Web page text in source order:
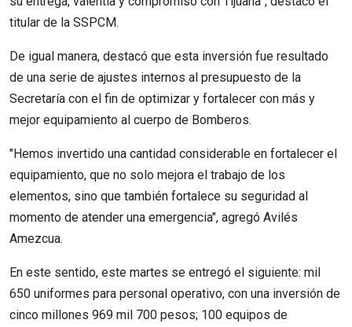
titular de la SSPCM.
De igual manera, destacó que esta inversión fue resultado
de una serie de ajustes internos al presupuesto de la
Secretaría con el fin de optimizar y fortalecer con más y
mejor equipamiento al cuerpo de Bomberos.
"Hemos invertido una cantidad considerable en fortalecer el
equipamiento, que no solo mejora el trabajo de los
elementos, sino que también fortalece su seguridad al
momento de atender una emergencia", agregó Avilés
Amezcua.
En este sentido, este martes se entregó el siguiente: mil
650 uniformes para personal operativo, con una inversión de
cinco millones 969 mil 700 pesos; 100 equipos de